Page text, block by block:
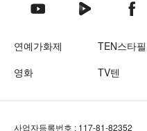
텐아시아 유튜브텐아시아 네이버
텐
연예가화제 TEN스타
영화
TV텐
사업자등록번호 : 117-81-82352